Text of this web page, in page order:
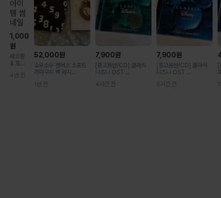
1,000
원
페코짱
& 포코
세트 (2
4년 전
52,000원
소우소우 캔버스 소프트
가마구치 백 라지...
1년 전
7,900원
[중고음반/CD] 클래식
디즈니 OST ...
4시간 전
7,900원
[중고음반/CD] 클래식
디즈니 OST ...
5시간 전
[